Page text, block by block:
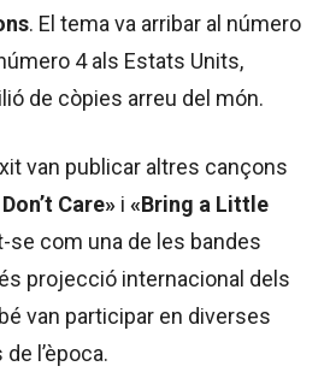
. El tema va arribar al número
4 als Estats Units,
de còpies arreu del món.
van publicar altres cançons
Care» i «Bring a Little
se com una de les bandes
projecció internacional dels
van participar en diverses
l’època.